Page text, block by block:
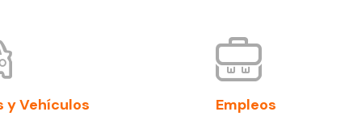
y Vehículos Empleos